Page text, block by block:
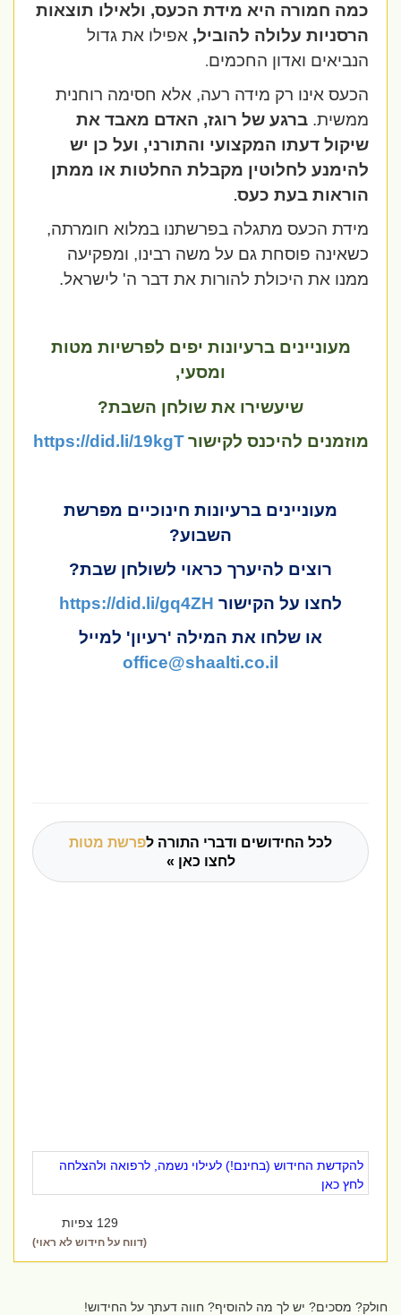
כמה חמורה היא מידת הכעס, ולאילו תוצאות
הרסניות עלולה להוביל,אפילו את גדול
הנביאים ואדון החכמים.
הכעס אינו רק מידה רעה, אלא חסימה רוחנית
ממשית.ברגע של רוגז, האדם מאבד את
שיקול דעתו המקצועי והתורני, ועל כן יש
להימנע לחלוטין מקבלת החלטות או ממתן
הוראות בעת כעס.
מידת הכעס מתגלה בפרשתנו במלוא חומרתה,
כשאינה פוסחת גם על משה רבינו, ומפקיעה
ממנו את היכולת להורות את דבר ה' לישראל.
מעוניינים ברעיונות יפים לפרשיות מטות
ומסעי,
שיעשירו את שולחן השבת?
מוזמנים להיכנס לקישור https://did.li/19kgT
מעוניינים ברעיונות חינוכיים מפרשת
השבוע?
רוצים להיערך כראוי לשולחן שבת?
לחצו על הקישורhttps://did.li/gq4ZH
או שלחו את המילה 'רעיון' למייל
office@shaalti.co.il
לכל החידושים ודברי התורה לפרשת מטות
לחצו כאן »
להקדשת החידוש (בחינם!) לעילוי נשמה, לרפואה ולהצלחה
לחץ כאן
129 צפיות
(דווח על חידוש לא ראוי)
חולק? מסכים? יש לך מה להוסיף? חווה דעתך על החידוש!